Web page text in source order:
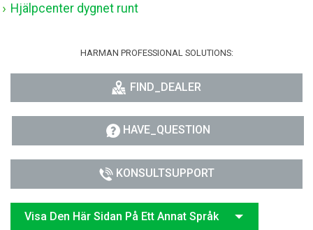
Hjälpcenter dygnet runt
HARMAN PROFESSIONAL SOLUTIONS:
FIND_DEALER
HAVE_QUESTION
KONSULTSUPPORT
Visa Den Här Sidan På Ett Annat Språk